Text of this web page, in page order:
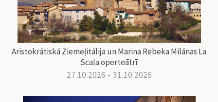
Aristokrātiskā Ziemeļitālija un Marina Rebeka Milānas La
Scala operteātrī
27.10.2026 - 31.10.2026